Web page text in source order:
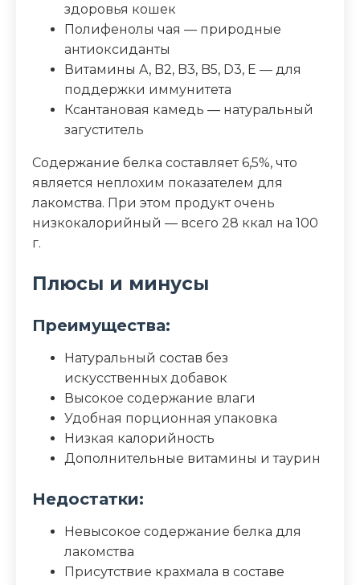
здоровья кошек
Полифенолы чая — природные
антиоксиданты
Витамины A, B2, B3, B5, D3, E — для
поддержки иммунитета
Ксантановая камедь — натуральный
загуститель
Содержание белка составляет 6,5%, что
является неплохим показателем для
лакомства. При этом продукт очень
низкокалорийный — всего 28 ккал на 100
г.
Плюсы и минусы
Преимущества:
Натуральный состав без
искусственных добавок
Высокое содержание влаги
Удобная порционная упаковка
Низкая калорийность
Дополнительные витамины и таурин
Недостатки:
Невысокое содержание белка для
лакомства
Присутствие крахмала в составе